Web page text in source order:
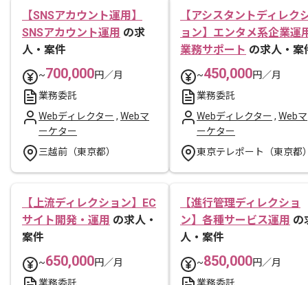
【SNSアカウント運用】
SNSアカウント運用 の求
人・案件
~700,000円／月
業務委託
Webディレクター , Webマ
ーケター
三越前（東京都）
【アシスタントディレク
ョン】エンタメ系企業運
業務サポート の求人・案
~450,000円／月
業務委託
Webディレクター , Webマ
ーケター
東京テレポート（東京都
【上流ディレクション】EC
サイト開発・運用 の求人・
案件
~650,000円／月
業務委託
【進行管理ディレクショ
ン】各種サービス運用 の
人・案件
~850,000円／月
業務委託